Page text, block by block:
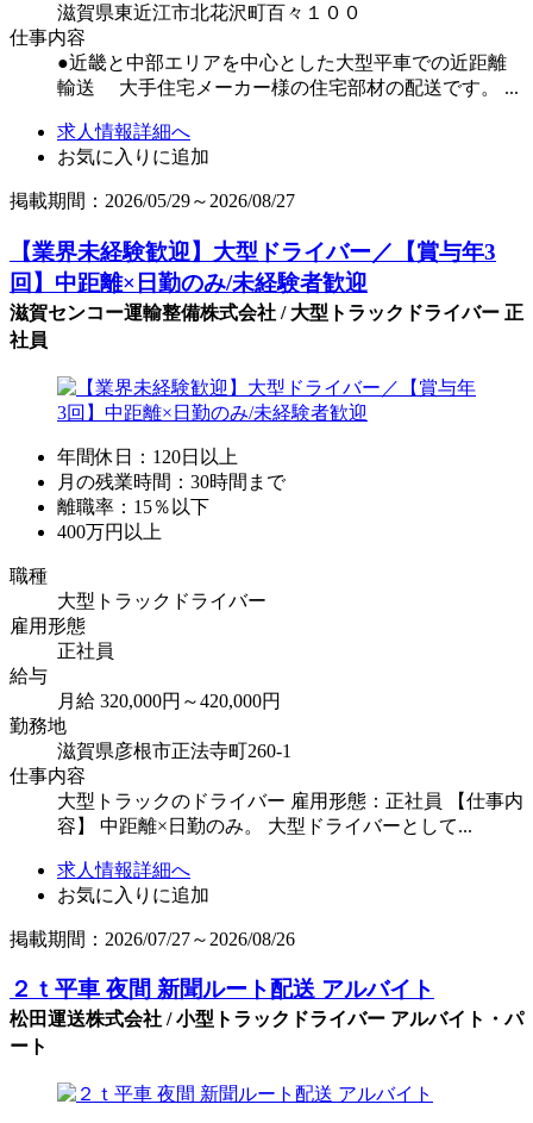
滋賀県東近江市北花沢町百々１００
仕事内容
●近畿と中部エリアを中心とした大型平車での近距離
輸送 大手住宅メーカー様の住宅部材の配送です。 ...
求人情報詳細へ
お気に入りに追加
掲載期間：2026/05/29～2026/08/27
【業界未経験歓迎】大型ドライバー／【賞与年3
回】中距離×日勤のみ/未経験者歓迎
滋賀センコー運輸整備株式会社 / 大型トラックドライバー 正
社員
年間休日：120日以上
月の残業時間：30時間まで
離職率：15％以下
400万円以上
職種
大型トラックドライバー
雇用形態
正社員
給与
月給 320,000円～420,000円
勤務地
滋賀県彦根市正法寺町260-1
仕事内容
大型トラックのドライバー 雇用形態：正社員 【仕事内
容】 中距離×日勤のみ。 大型ドライバーとして...
求人情報詳細へ
お気に入りに追加
掲載期間：2026/07/27～2026/08/26
２ｔ平車 夜間 新聞ルート配送 アルバイト
松田運送株式会社 / 小型トラックドライバー アルバイト・パ
ート